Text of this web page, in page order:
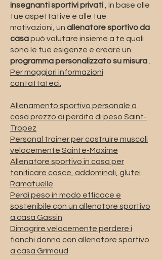
insegnanti sportivi privati , in base alle
tue aspettative e alle tue
motivazioni, un allenatore sportivo da
casapuò valutare insieme a te quali
sono le tue esigenze e creare un
programma personalizzato su misura
Per maggiori informazioni
contattateci.
Allenamento sportivo personale a
casa prezzo di perdita di peso Saint-
Tropez
Personal trainer per costruire muscoli
velocemente Sainte-Maxime
Allenatore sportivo in casa per
tonificare cosce, addominali, glutei
Ramatuelle
Perdi peso in modo efficace e
sostenibile con un allenatore sportivo
a casa Gassin
Dimagrire velocemente perdere i
fianchi donna con allenatore sportivo
a casa Grimaud